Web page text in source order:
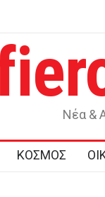
του εαυτού του και
Νέα &
ΚΟΣΜΟΣ